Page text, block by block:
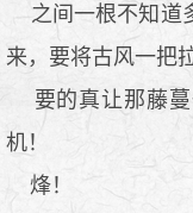
之间一根不知道
来，要将古风一把
要的真让那藤蔓
机！
烽！